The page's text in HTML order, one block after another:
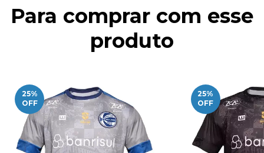
Para comprar com esse
produto
25%
OFF
25%
OFF